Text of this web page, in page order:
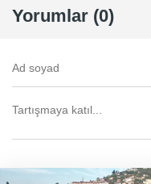
Yorumlar (0)